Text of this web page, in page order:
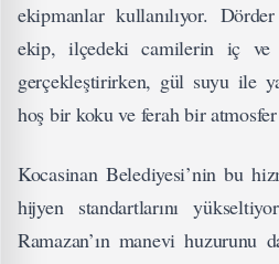
ekipmanlar kullanılıyor.
ekip, ilçedeki camilerin iç
gerçekleştirirken, gül suyu ile
hoş bir koku ve ferah bir
Kocasinan Belediyesi’nin bu
hijyen standartlarını
Ramazan’ın manevi huzurunu